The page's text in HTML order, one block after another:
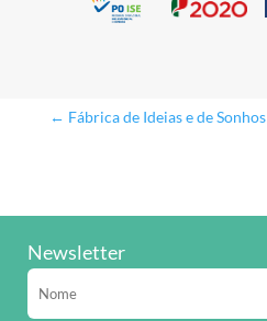
← Fábrica de Ideias e de Sonhos
Newsletter